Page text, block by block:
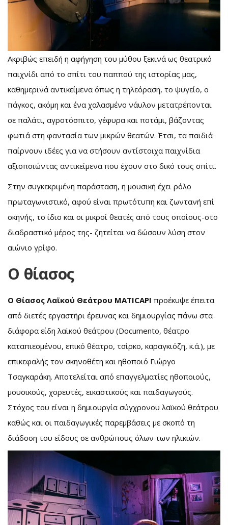
Ακριβώς επειδή η αφήγηση του μύθου ξεκινά ως θεατρικό
παιχνίδι από το σπίτι του παππού της ιστορίας μας,
καθημερινά αντικείμενα όπως η τηλεόραση, το ψυγείο, ο
πάγκος, ακόμη και ένα χαλασμένο νάυλον μετατρέπονται
σε παλάτι, αγροτόσπιτο, γέφυρα και ποτάμι, βάζοντας
φωτιά στη φαντασία των μικρών θεατών. Έτσι, τα παιδιά
παίρνουν ιδέες για να στήσουν αντίστοιχα παιχνίδια
αξιοποιώντας αντικείμενα που έχουν στο δικό τους σπίτι.
Στην συγκεκριμένη παράσταση, η μουσική έχει ρόλο
πρωταγωνιστικό, αφού είναι πρωτότυπη και ζωντανή επί
σκηνής, το ίδιο και οι μικροί θεατές από τους οποίους-στο
διαδραστικό μέρος της- ζητείται να δώσουν λύση στον
αιώνιο γρίφο.
Ο θίασος
Ο Θίασος Λαϊκού Θεάτρου MATICAPI προέκυψε έπειτα
από διετές εργαστήρι έρευνας και δημιουργίας πάνω στα
διάφορα είδη λαϊκού θεάτρου (Documento, θέατρο
καταπιεσμένου, επικό θέατρο, τσίρκο, καραγκιόζη, κ.ά.), με
επικεφαλής τον σκηνοθέτη και ηθοποιό Γιώργο
Τσαγκαράκη. Αποτελείται από επαγγελματίες ηθοποιούς,
μουσικούς, χορευτές, εικαστικούς και παιδαγωγούς.
Στόχος του είναι η δημιουργία σύγχρονου λαϊκού θεάτρου
καθώς και οι παιδαγωγικές παρεμβάσεις με σκοπό τη
διάδοση του είδους σε ανθρώπους όλων των ηλικιών.